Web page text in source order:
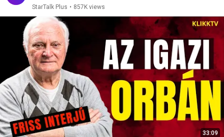
StarTalk Plus • 857K views
33:09